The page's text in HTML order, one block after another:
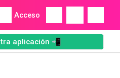
Acceso
aplicación 📲